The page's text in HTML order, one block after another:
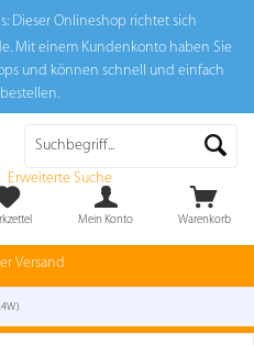
Dieser Onlineshop richtet sich
Mit einem Kundenkonto haben Sie
und können schnell und einfach
Versand
Erweiterte Suche
Warenkorb
Mein Konto